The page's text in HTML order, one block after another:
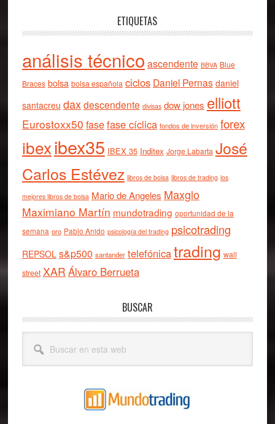
ETIQUETAS
análisis técnico ascendente BBVA Blue
Braces bolsa bolsa española ciclos Daniel Pernas daniel
santacreu daxdescendente divisas dow jones elliott
Eurostoxx50 fasefase cíclica fondos de inversión forex
ibexibex35 IBEX 35 Inditex Jorge Labarta José
Carlos Estévez libros de bolsa libros de trading los
mejores libros de bolsa Mario de Angeles Maxglo
Maximiano Martín mundotrading oportunidad de la
semana oro Pablo Anido psicología del trading psicotrading
REPSOL s&p500 santander telefónicatrading wall
street XAR Álvaro Berrueta
BUSCAR
esta